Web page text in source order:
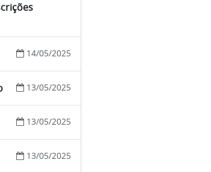
14/05/2025
13/05/2025
13/05/2025
13/05/2025